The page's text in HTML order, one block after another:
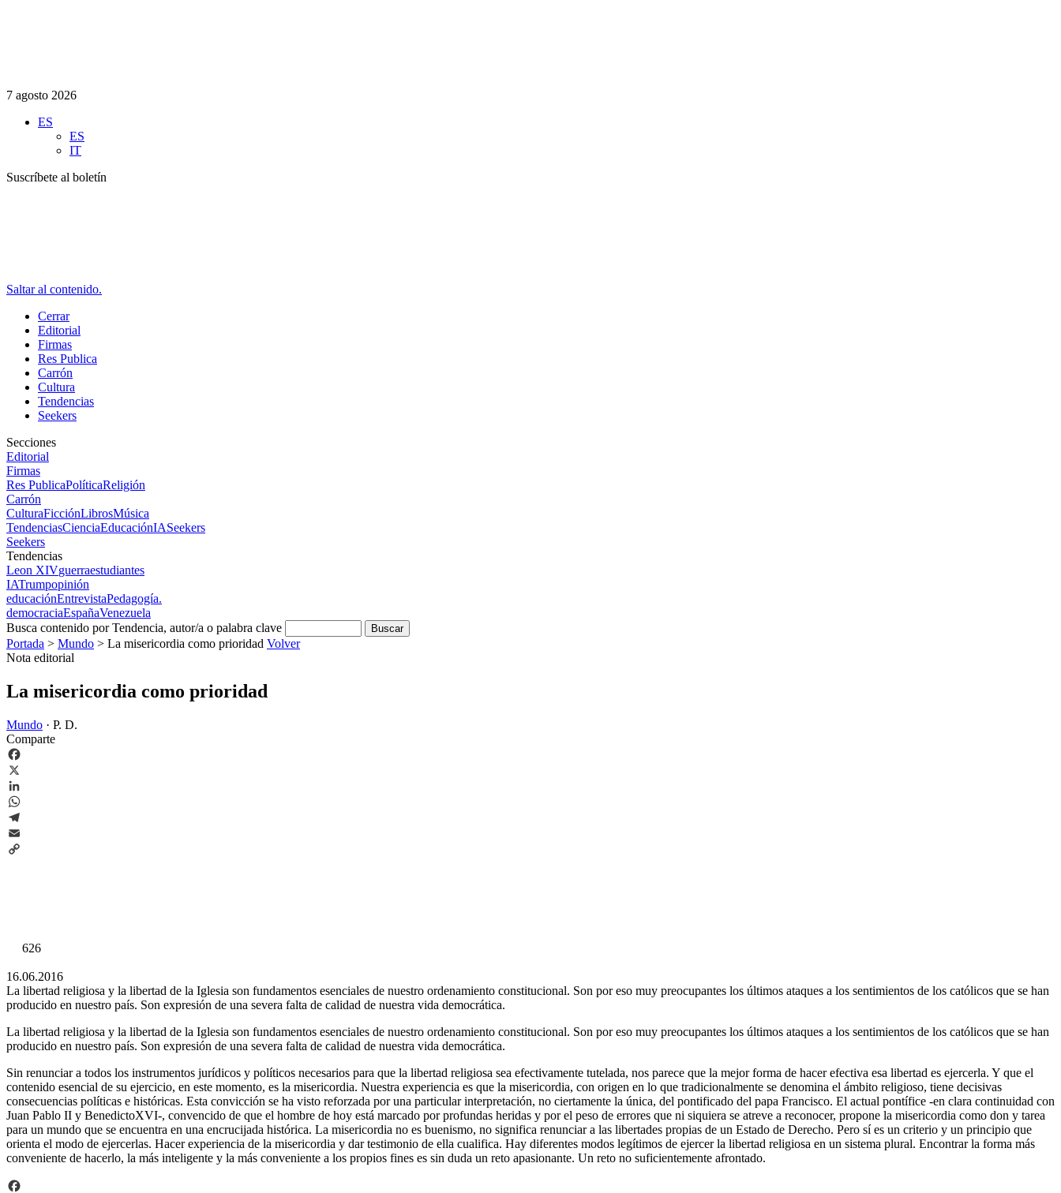
7 agosto 2026
ES
ES
IT
Suscríbete al boletín
Saltar al contenido.
Cerrar
Editorial
Firmas
Res Publica
Carrón
Cultura
Tendencias
Seekers
Secciones
Editorial
Firmas
Res PublicaPolíticaReligión
Carrón
CulturaFicciónLibrosMúsica
TendenciasCienciaEducaciónIASeekers
Seekers
Tendencias
Leon XIVguerraestudiantes
IATrumpopinión
educaciónEntrevistaPedagogía.
democraciaEspañaVenezuela
Busca contenido por Tendencia, autor/a o palabra clave
Portada > Mundo > La misericordia como prioridad Volver
Nota editorial
La misericordia como prioridad
Mundo · P. D.
Comparte
Facebook
X
LinkedIn
WhatsApp
Telegram
Email
626
16.06.2016
La libertad religiosa y la libertad de la Iglesia son fundamentos esenciales de nuestro ordenamiento constitucional. Son por eso muy preocupantes los últimos ataques a los sentimientos de los católicos que se han
producido en nuestro país. Son expresión de una severa falta de calidad de nuestra vida democrática.
La libertad religiosa y la libertad de la Iglesia son fundamentos esenciales de nuestro ordenamiento constitucional. Son por eso muy preocupantes los últimos ataques a los sentimientos de los católicos que se han
producido en nuestro país. Son expresión de una severa falta de calidad de nuestra vida democrática.
Sin renunciar a todos los instrumentos jurídicos y políticos necesarios para que la libertad religiosa sea efectivamente tutelada, nos parece que la mejor forma de hacer efectiva esa libertad es ejercerla. Y que el
contenido esencial de su ejercicio, en este momento, es la misericordia. Nuestra experiencia es que la misericordia, con origen en lo que tradicionalmente se denomina el ámbito religioso, tiene decisivas
consecuencias políticas e históricas. Esta convicción se ha visto reforzada por una particular interpretación, no ciertamente la única, del pontificado del papa Francisco. El actual pontífice -en clara continuidad con
Juan Pablo II y BenedictoXVI-, convencido de que el hombre de hoy está marcado por profundas heridas y por el peso de errores que ni siquiera se atreve a reconocer, propone la misericordia como don y tarea
para un mundo que se encuentra en una encrucijada histórica. La misericordia no es buenismo, no significa renunciar a las libertades propias de un Estado de Derecho. Pero sí es un criterio y un principio que
orienta el modo de ejercerlas. Hacer experiencia de la misericordia y dar testimonio de ella cualifica. Hay diferentes modos legítimos de ejercer la libertad religiosa en un sistema plural. Encontrar la forma más
conveniente de hacerlo, la más inteligente y la más conveniente a los propios fines es sin duda un reto apasionante. Un reto no suficientemente afrontado.